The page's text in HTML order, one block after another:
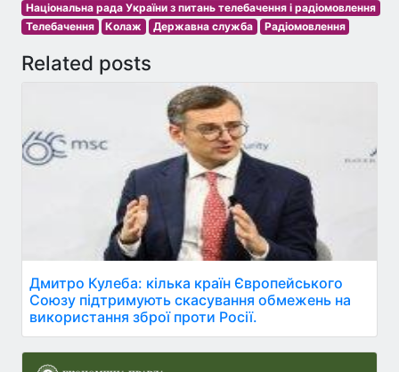
Національна рада України з питань телебачення і радіомовлення
Телебачення
Колаж Державна служба Радіомовлення
Related posts
Дмитро Кулеба: кілька країн Європейського
Союзу підтримують скасування обмежень на
використання зброї проти Росії.